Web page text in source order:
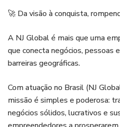
* Ferramentas para reconstruir
* Princípios espirituais que
* Dicas sobre legalidade,
* Exercícios e desafios práticos
🚀 Da visão à conquista,
A NJ Global é mais que uma
que conecta negócios, pessoas
barreiras geográficas.
Com atuação no Brasil (NJ
missão é simples e poderosa:
negócios sólidos, lucrativos e